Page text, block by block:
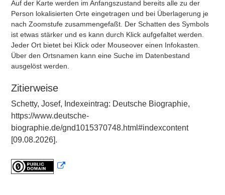
Auf der Karte werden im Anfangszustand bereits alle zu der
Person lokalisierten Orte eingetragen und bei Überlagerung je
nach Zoomstufe zusammengefaßt. Der Schatten des Symbols
ist etwas stärker und es kann durch Klick aufgefaltet werden.
Jeder Ort bietet bei Klick oder Mouseover einen Infokasten.
Über den Ortsnamen kann eine Suche im Datenbestand
ausgelöst werden.
Zitierweise
Schetty, Josef, Indexeintrag: Deutsche Biographie,
https://www.deutsche-
biographie.de/gnd1015370748.html#indexcontent
[09.08.2026].